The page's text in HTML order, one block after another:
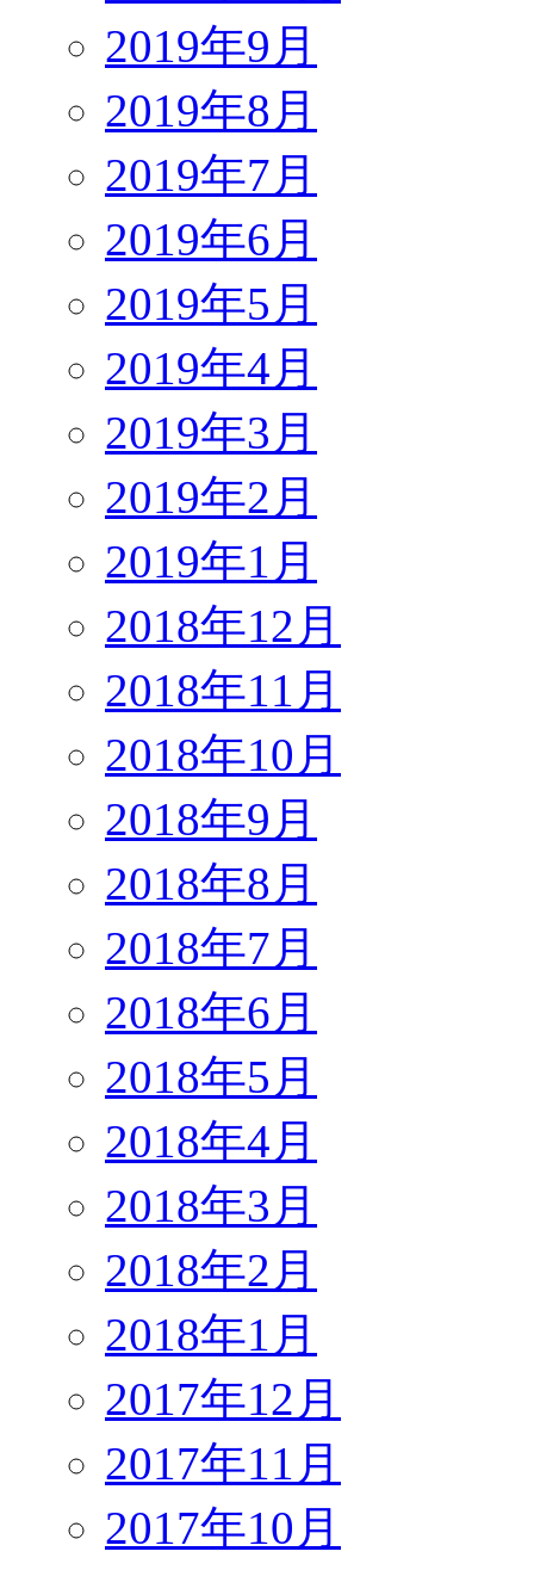
2019年9月
2019年8月
2019年7月
2019年6月
2019年5月
2019年4月
2019年3月
2019年2月
2019年1月
2018年12月
2018年11月
2018年10月
2018年9月
2018年8月
2018年7月
2018年6月
2018年5月
2018年4月
2018年3月
2018年2月
2018年1月
2017年12月
2017年11月
2017年10月